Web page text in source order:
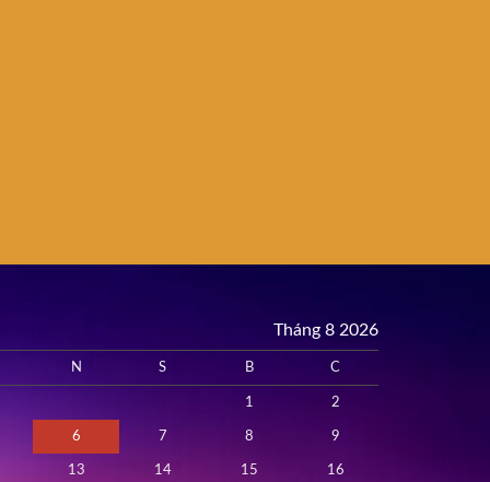
Tháng 8 2026
N S B C
1 2
6 7 8 9
13 14 15 16